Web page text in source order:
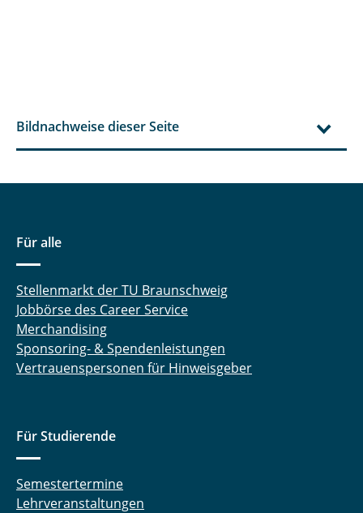
Bildnachweise dieser Seite
Für alle
Stellenmarkt der TU Braunschweig
Jobbörse des Career Service
Merchandising
Sponsoring- & Spendenleistungen
Vertrauenspersonen für Hinweisgeber
Für Studierende
Semestertermine
Lehrveranstaltungen